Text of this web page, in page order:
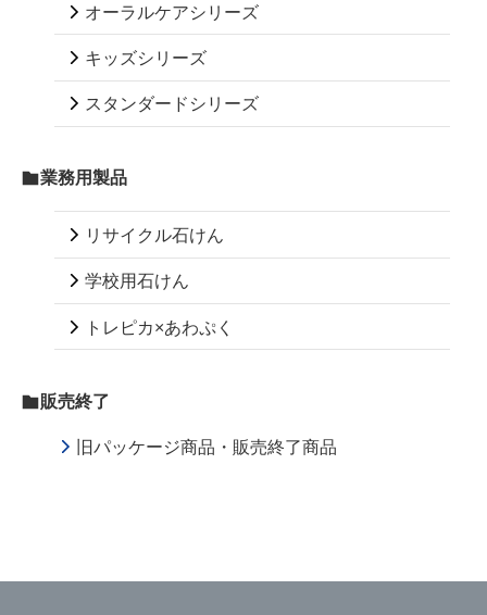
オーラルケアシリーズ
キッズシリーズ
スタンダードシリーズ
業務用製品
リサイクル石けん
学校用石けん
トレピカ×あわぷく
販売終了
旧パッケージ商品・販売終了商品